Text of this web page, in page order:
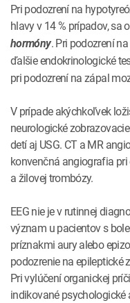
Pri podozrení na
hlavy v 14 % prípadov, sa
hormóny. Pri podozrení
ďalšie endokrinologické
pri podozrení na zápal
V prípade akýchkoľvek
neurologické
detí aj USG. CT a MR
konvenčná angiografia
a žilovej trombózy.
EEG nie je v rutinnej
význam u pacientov s
príznakmi aury alebo
podozrenie na epileptické
Pri vylúčení organickej
indikované psychologické